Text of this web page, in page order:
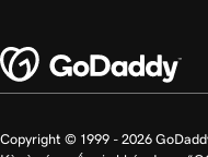
Copyright © 1999 - 2026